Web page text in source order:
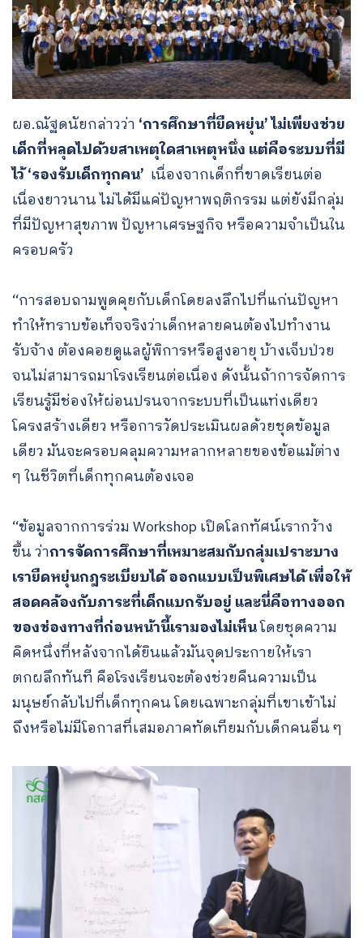
ผอ.ณัฐดนัยกล่าวว่า ‘การศึกษาที่ยืดหยุ่น’ ไม่เพียงช่วย
เด็กที่หลุดไปด้วยสาเหตุใดสาเหตุหนึ่ง แต่คือระบบที่มี
ไว้ ‘รองรับเด็กทุกคน’ เนื่องจากเด็กที่ขาดเรียนต่อ
เนื่องยาวนาน ไม่ได้มีแค่ปัญหาพฤติกรรม แต่ยังมีกลุ่ม
ที่มีปัญหาสุขภาพ ปัญหาเศรษฐกิจ หรือความจำเป็นใน
ครอบครัว
“การสอบถามพูดคุยกับเด็กโดยลงลึกไปที่แก่นปัญหา
ทำให้ทราบข้อเท็จจริงว่าเด็กหลายคนต้องไปทำงาน
รับจ้าง ต้องคอยดูแลผู้พิการหรือสูงอายุ บ้างเจ็บป่วย
จนไม่สามารถมาโรงเรียนต่อเนื่อง ดังนั้นถ้าการจัดการ
เรียนรู้มีช่องให้ผ่อนปรนจากระบบที่เป็นแท่งเดียว
โครงสร้างเดียว หรือการวัดประเมินผลด้วยชุดข้อมูล
เดียว มันจะครอบคลุมความหลากหลายของข้อแม้ต่าง
ๆ ในชีวิตที่เด็กทุกคนต้องเจอ
“ข้อมูลจากการร่วม Workshop เปิดโลกทัศน์เรากว้าง
ขึ้น ว่าการจัดการศึกษาที่เหมาะสมกับกลุ่มเปราะบาง
เรายืดหยุ่นกฎระเบียบได้ ออกแบบเป็นพิเศษได้ เพื่อให้
สอดคล้องกับภาระที่เด็กแบกรับอยู่ และนี่คือทางออก
ของช่องทางที่ก่อนหน้านี้เรามองไม่เห็นโดยชุดความ
คิดหนึ่งที่หลังจากได้ยินแล้วมันจุดประกายให้เรา
ตกผลึกทันที คือโรงเรียนจะต้องช่วยคืนความเป็น
มนุษย์กลับไปที่เด็กทุกคน โดยเฉพาะกลุ่มที่เขาเข้าไม่
ถึงหรือไม่มีโอกาสที่เสมอภาคทัดเทียมกับเด็กคนอื่น ๆ